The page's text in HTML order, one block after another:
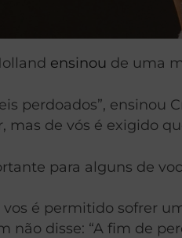
ensinou de uma
perdoados”, ensinou
mas de vós é exigido
para alguns de
vos é permitido sofrer
não disse: “A fim de